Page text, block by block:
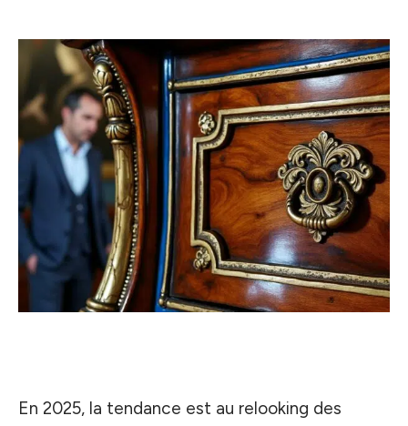
En 2025, la tendance est au relooking des